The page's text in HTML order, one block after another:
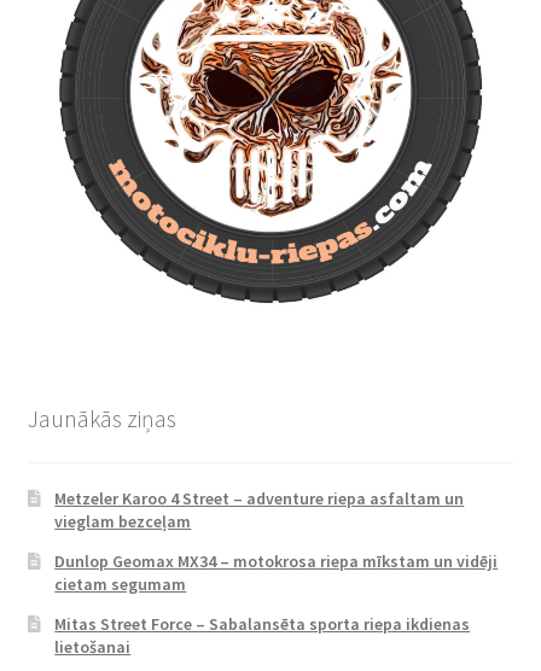
Jaunākās ziņas
Metzeler Karoo 4 Street – adventure riepa asfaltam un
vieglam bezceļam
Dunlop Geomax MX34 – motokrosa riepa mīkstam un vidēji
cietam segumam
Mitas Street Force – Sabalansēta sporta riepa ikdienas
lietošanai